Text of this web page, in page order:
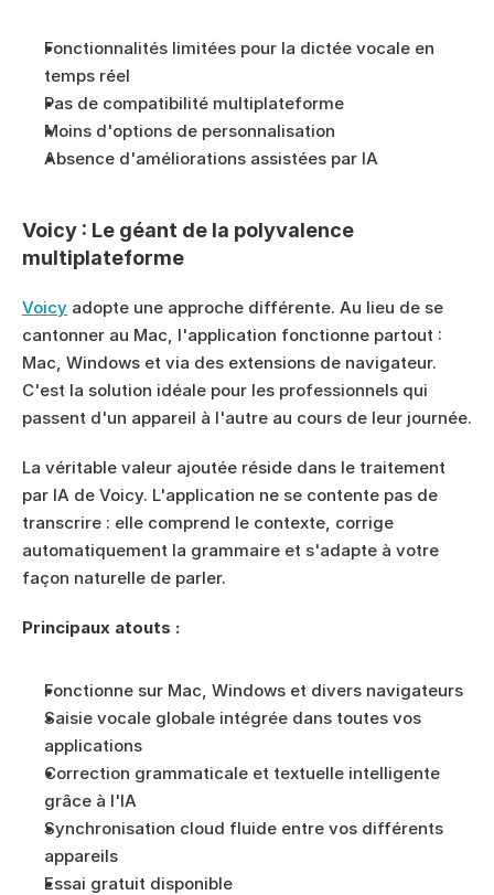
Fonctionnalités limitées pour la dictée vocale en
temps réel
Pas de compatibilité multiplateforme
Moins d'options de personnalisation
Absence d'améliorations assistées par IA
Voicy : Le géant de la polyvalence
multiplateforme
Voicy adopte une approche différente. Au lieu de se
cantonner au Mac, l'application fonctionne partout :
Mac, Windows et via des extensions de navigateur.
C'est la solution idéale pour les professionnels qui
passent d'un appareil à l'autre au cours de leur journée.
La véritable valeur ajoutée réside dans le traitement
par IA de Voicy. L'application ne se contente pas de
transcrire : elle comprend le contexte, corrige
automatiquement la grammaire et s'adapte à votre
façon naturelle de parler.
Principaux atouts :
Fonctionne sur Mac, Windows et divers navigateurs
Saisie vocale globale intégrée dans toutes vos
applications
Correction grammaticale et textuelle intelligente
grâce à l'IA
Synchronisation cloud fluide entre vos différents
appareils
Essai gratuit disponible